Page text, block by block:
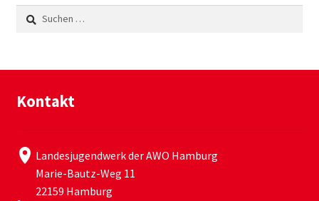
Suchen
nach:
Kontakt
Landesjugendwerk der AWO Hamburg
Marie-Bautz-Weg 11
22159 Hamburg